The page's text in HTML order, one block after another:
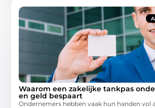
Waarom een zakelijke tankpas
en geld bespaart
Ondernemers hebben vaak hun handen vol